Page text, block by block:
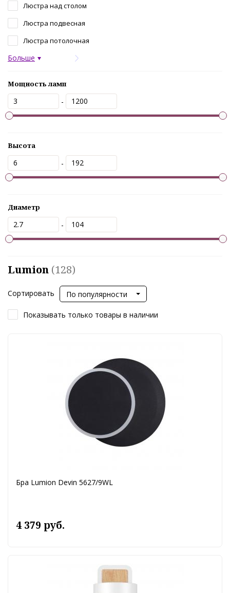
Люстра над столом
Люстра подвесная
Люстра потолочная
Больше
Мощность ламп
-
Высота
-
Диаметр
-
Lumion (128)
Сортировать По популярности
Показывать только товары в наличии
Бра Lumion Devin 5627/9WL
4 379 руб.